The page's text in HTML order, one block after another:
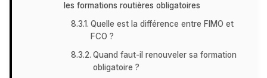
les formations routières obligatoires
Quelle est la différence entre FIMO et
FCO ?
Quand faut-il renouveler sa formation
obligatoire ?